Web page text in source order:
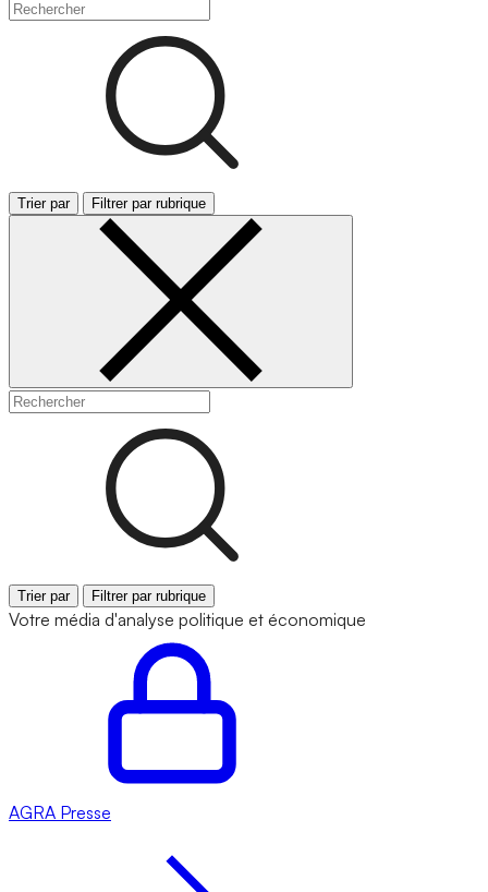
Trier par Filtrer par rubrique
Trier par Filtrer par rubrique
Votre média d'analyse politique et économique
AGRA Presse